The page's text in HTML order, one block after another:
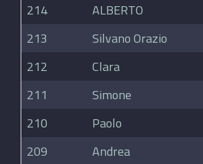
214
ALBERTO
213
Silvano Orazio
212
Clara
211
Simone
210
Paolo
209
Andrea